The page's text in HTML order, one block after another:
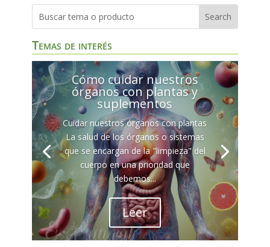
Temas de interés
Cómo cuidar nuestros
órganos con plantas y
suplementos
Cuidar nuestros órganos con plantas
La salud de los órganos o sistemas
que se encargan de la "limpieza" del
cuerpo en una prioridad que
debemos...
Leer